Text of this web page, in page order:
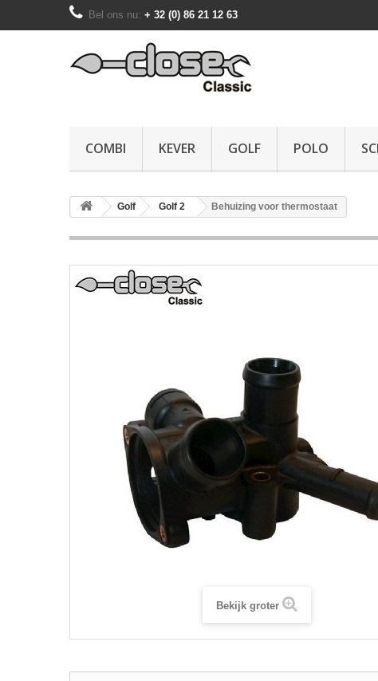
Bel ons nu: + 32 (0) 86 21 12 63
COMBI KEVER GOLF POLO
Golf Golf 2 Behuizing voor thermostaat
Bekijk groter